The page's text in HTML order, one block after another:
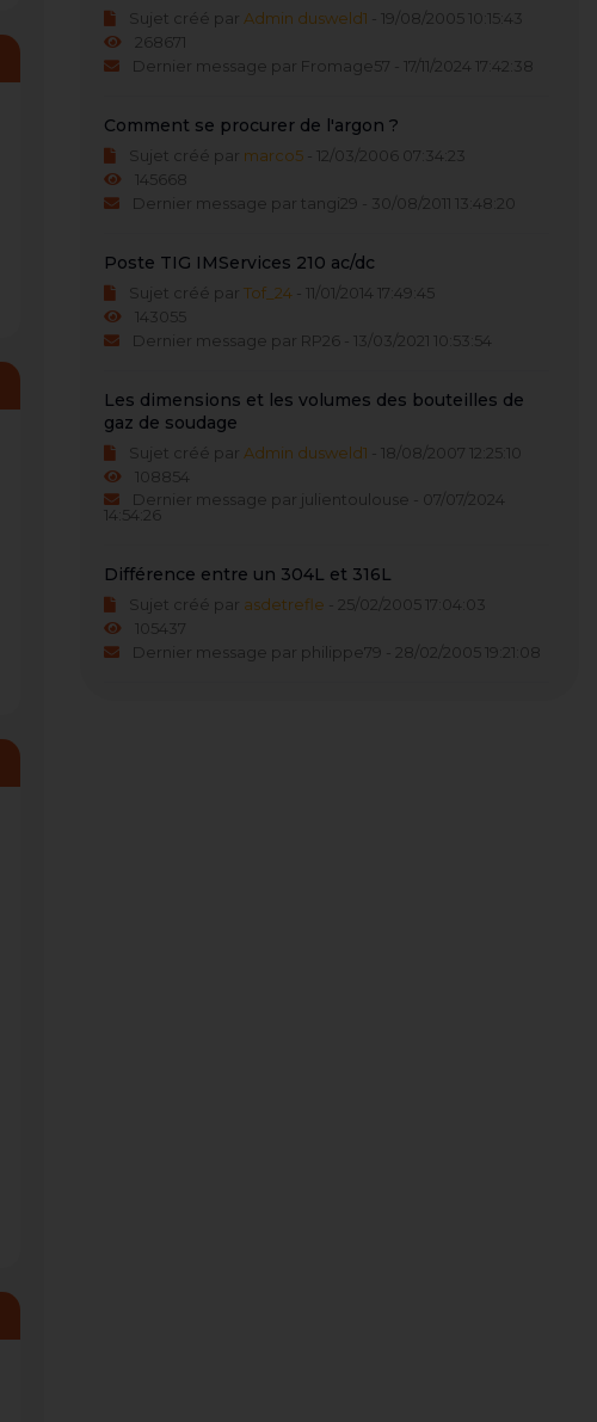
Sujet créé par Admin dusweld1 - 19/08/2005 10:15:43
268671
Dernier message par Fromage57 - 17/11/2024 17:42:38
Comment se procurer de l'argon ?
Sujet créé par marco5 - 12/03/2006 07:34:23
145668
Dernier message par tangi29 - 30/08/2011 13:48:20
Poste TIG IMServices 210 ac/dc
Sujet créé par Tof_24 - 11/01/2014 17:49:45
143055
Dernier message par RP26 - 13/03/2021 10:53:54
Les dimensions et les volumes des bouteilles de
gaz de soudage
Sujet créé par Admin dusweld1 - 18/08/2007 12:25:10
108854
Dernier message par julientoulouse - 07/07/2024
14:54:26
Différence entre un 304L et 316L
Sujet créé par asdetrefle - 25/02/2005 17:04:03
105437
Dernier message par philippe79 - 28/02/2005 19:21:08